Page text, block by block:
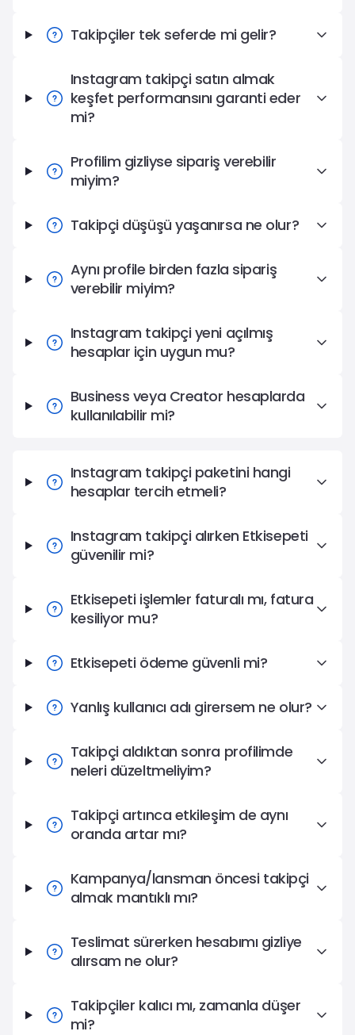
Takipçiler tek seferde mi gelir?
Instagram takipçi satın almak
keşfet performansını garanti eder
mi?
Profilim gizliyse sipariş verebilir
miyim?
Takipçi düşüşü yaşanırsa ne olur?
Aynı profile birden fazla sipariş
verebilir miyim?
Instagram takipçi yeni açılmış
hesaplar için uygun mu?
Business veya Creator hesaplarda
kullanılabilir mi?
Instagram takipçi paketini hangi
hesaplar tercih etmeli?
Instagram takipçi alırken Etkisepeti
güvenilir mi?
Etkisepeti işlemler faturalı mı, fatura
kesiliyor mu?
Etkisepeti ödeme güvenli mi?
Yanlış kullanıcı adı girersem ne olur?
Takipçi aldıktan sonra profilimde
neleri düzeltmeliyim?
Takipçi artınca etkileşim de aynı
oranda artar mı?
Kampanya/lansman öncesi takipçi
almak mantıklı mı?
Teslimat sürerken hesabımı gizliye
alırsam ne olur?
Takipçiler kalıcı mı, zamanla düşer
mi?